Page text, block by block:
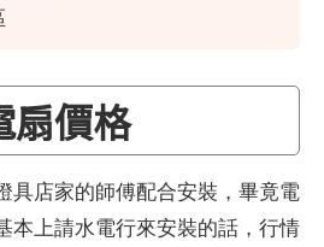
扇價格
具店家的師傅配合安裝，畢竟電
本上請水電行來安裝的話，行情